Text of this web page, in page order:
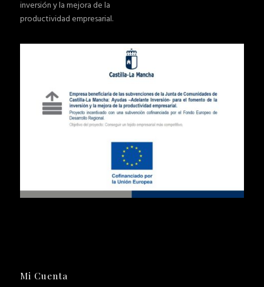
inversión y la mejora de la
productividad empresarial.
Mi Cuenta